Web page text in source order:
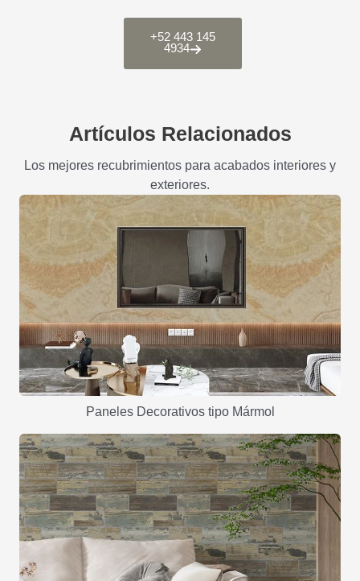
+52 443 145
4934
Artículos Relacionados
Los mejores recubrimientos para acabados interiores y
exteriores.
Paneles Decorativos tipo Mármol